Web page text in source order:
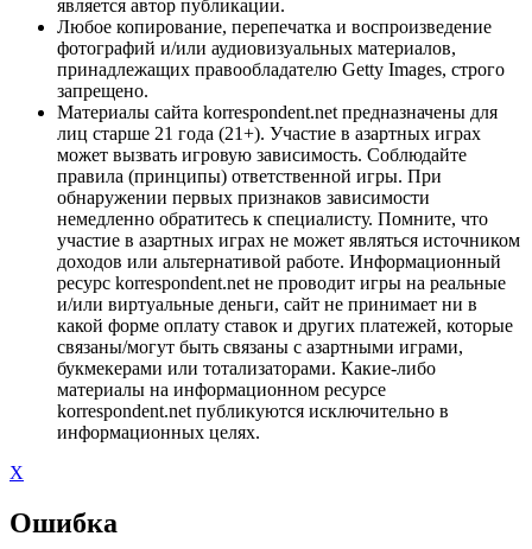
является автор публикации.
Любое копирование, перепечатка и воспроизведение
фотографий и/или аудиовизуальных материалов,
принадлежащих правообладателю Getty Images, строго
запрещено.
Материалы сайта korrespondent.net предназначены для
лиц старше 21 года (21+). Участие в азартных играх
может вызвать игровую зависимость. Соблюдайте
правила (принципы) ответственной игры. При
обнаружении первых признаков зависимости
немедленно обратитесь к специалисту. Помните, что
участие в азартных играх не может являться источником
доходов или альтернативой работе. Информационный
ресурс korrespondent.net не проводит игры на реальные
и/или виртуальные деньги, сайт не принимает ни в
какой форме оплату ставок и других платежей, которые
связаны/могут быть связаны с азартными играми,
букмекерами или тотализаторами. Какие-либо
материалы на информационном ресурсе
korrespondent.net публикуются исключительно в
информационных целях.
X
Ошибка